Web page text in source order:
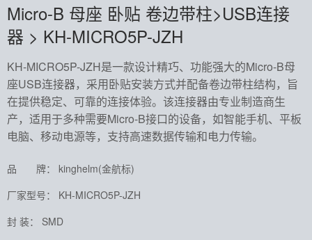
Micro-B 母座 卧贴 卷边带柱>USB连接
器 > KH-MICRO5P-JZH
KH-MICRO5P-JZH是一款设计精巧、功能强大的Micro-B母
座USB连接器，采用卧贴安装方式并配备卷边带柱结构，旨
在提供稳定、可靠的连接体验。该连接器由专业制造商生
产，适用于多种需要Micro-B接口的设备，如智能手机、平板
电脑、移动电源等，支持高速数据传输和电力传输。
品 牌： kinghelm(金航标)
厂家型号： KH-MICRO5P-JZH
封 装： SMD